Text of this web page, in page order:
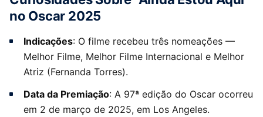
no Oscar 2025
Indicações: O filme recebeu três nomeações —
Melhor Filme, Melhor Filme Internacional e Melhor
Atriz (Fernanda Torres).
Data da Premiação: A 97ª edição do Oscar ocorreu
em 2 de março de 2025, em Los Angeles.